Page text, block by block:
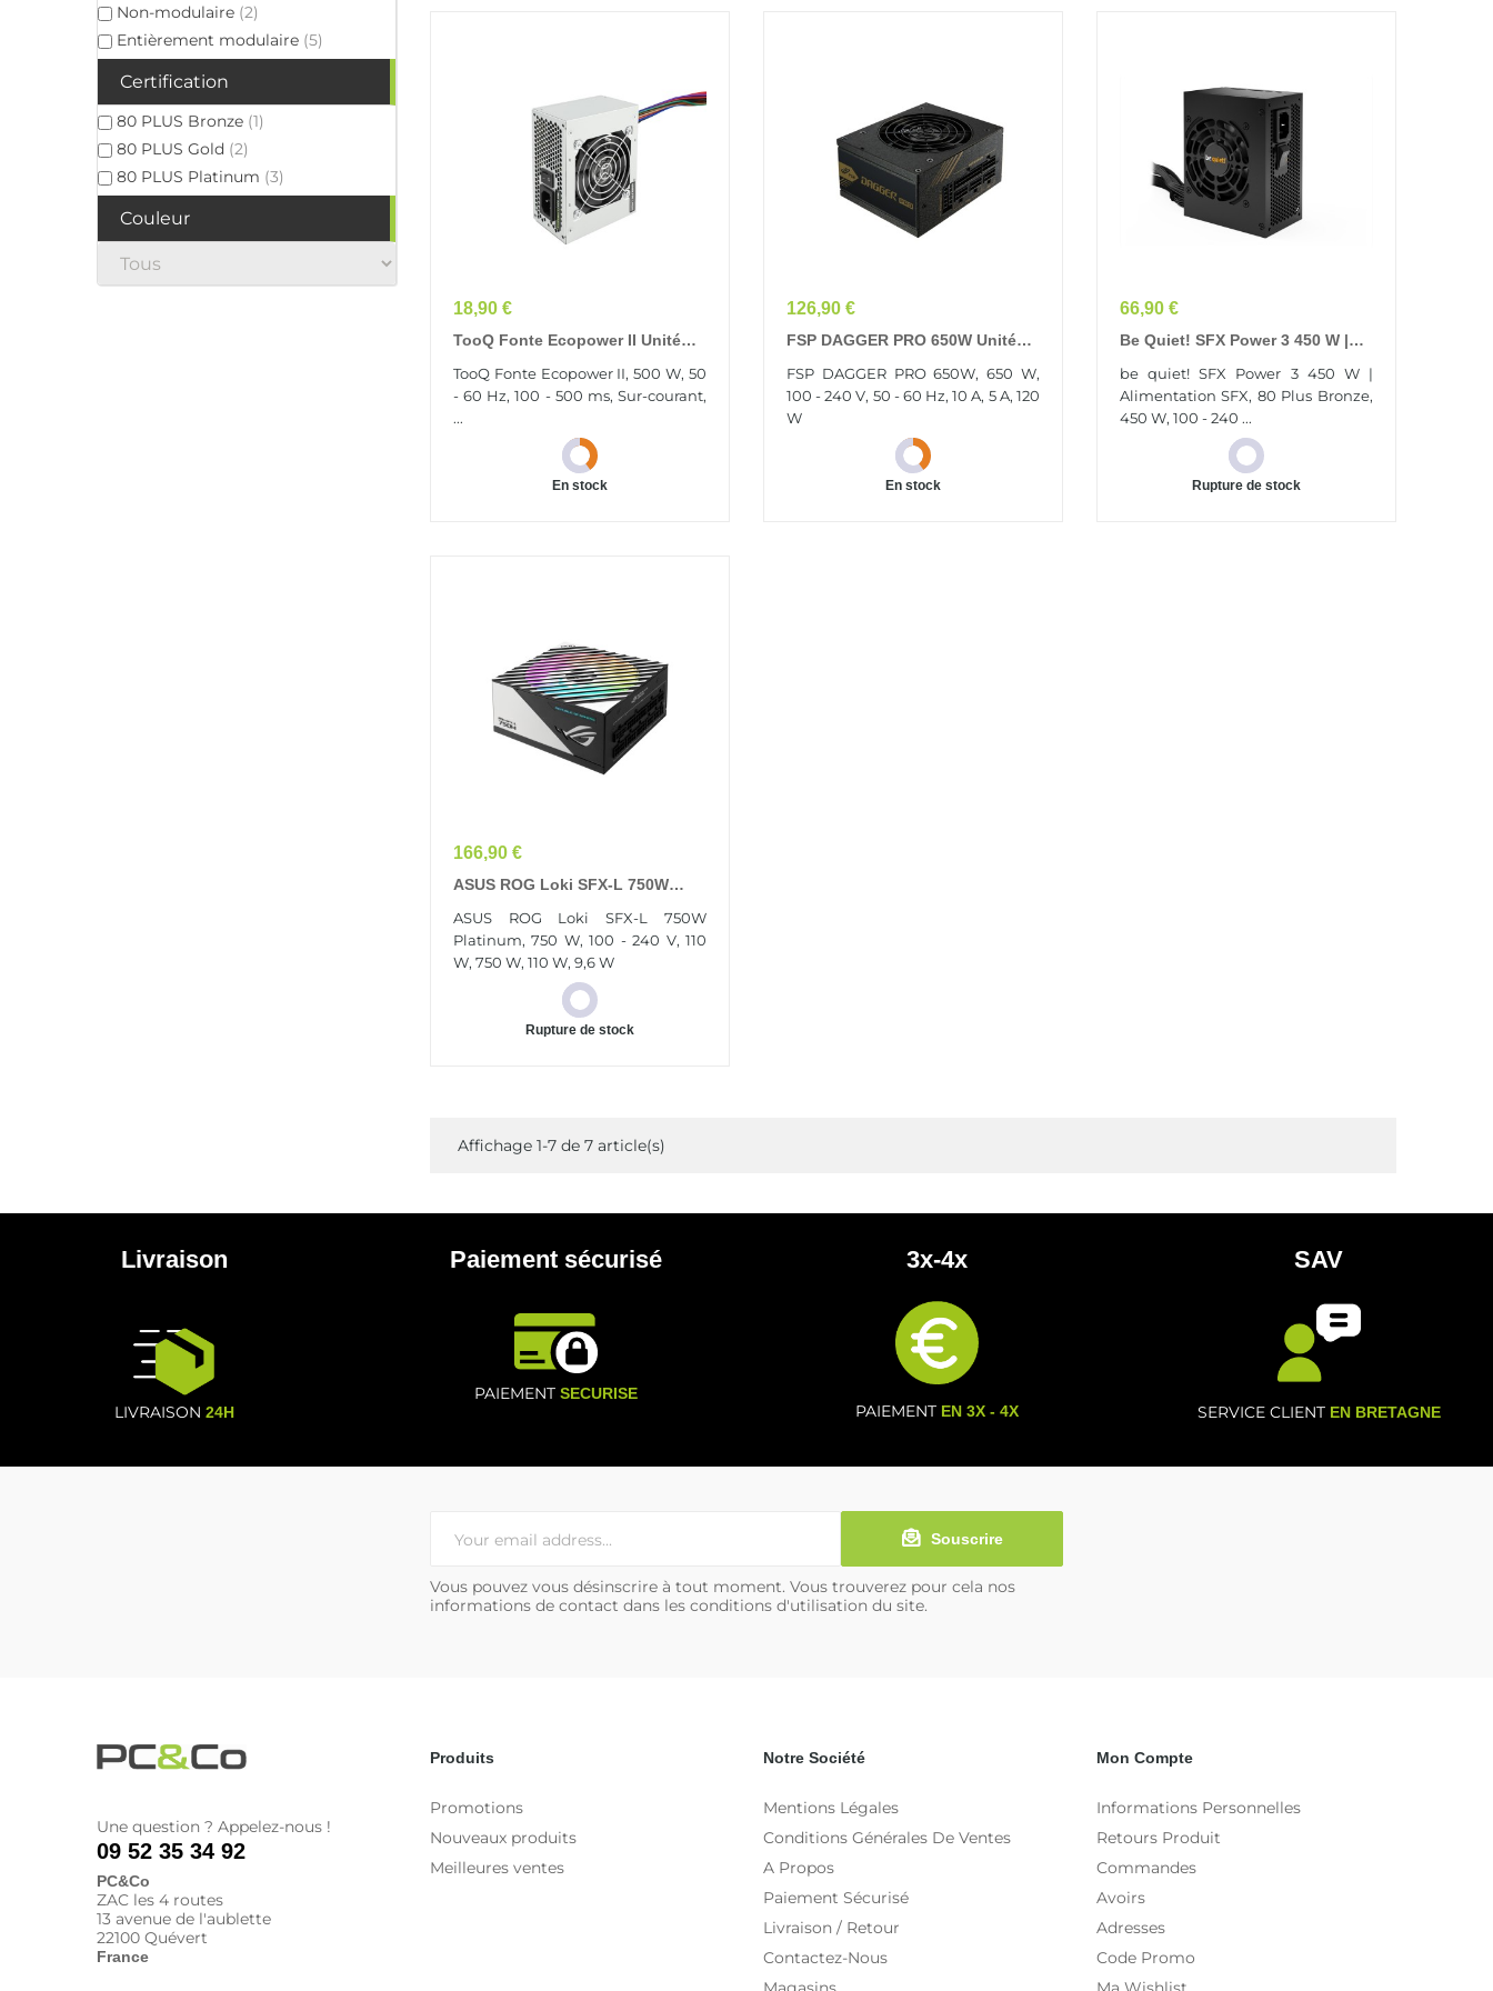
Non-modulaire (2)
Entièrement modulaire (5)
Certification
80 PLUS Bronze (1)
80 PLUS Gold (2)
80 PLUS Platinum (3)
Couleur
Prix
18,90 €
TooQ Fonte Ecopower II Unité
20+4 Pin ATX SFX Argent
TooQ Fonte Ecopower II, 500 W, 50
- 60 Hz, 100 - 500 ms, Sur-courant,
...
En stock
Prix
126,90 €
FSP DAGGER PRO 650W Unité
ATX SFX Noir
FSP DAGGER PRO 650W, 650 W,
100 - 240 V, 50 - 60 Hz, 10 A, 5 A, 120
W
En stock
Prix
66,90 €
Be Quiet! SFX Power 3 450 W |
be quiet! SFX Power 3 450 W |
Alimentation SFX, 80 Plus Bronze,
450 W, 100 - 240 ...
Rupture de stock
Prix
166,90 €
ASUS ROG Loki SFX-L 750W
D'énergie 20+4 Pin ATX Noir,
Argent
ASUS ROG Loki SFX-L 750W
Platinum, 750 W, 100 - 240 V, 110
W, 750 W, 110 W, 9,6 W
Rupture de stock
Affichage 1-7 de 7 article(s)
Livraison
LIVRAISON 24H
Paiement sécurisé
PAIEMENT SECURISE
3x-4x
PAIEMENT EN 3X - 4X
SAV
SERVICE CLIENT EN BRETAGNE
Souscrire
Vous pouvez vous désinscrire à tout moment. Vous trouverez pour cela nos
informations de contact dans les conditions d'utilisation du site.
Une question ? Appelez-nous !
09 52 35 34 92
PC&Co
ZAC les 4 routes
13 avenue de l'aublette
22100 Quévert
France
Produits
Promotions
Nouveaux produits
Meilleures ventes
Notre Société
Mentions Légales
Conditions Générales De Ventes
A Propos
Paiement Sécurisé
Livraison / Retour
Contactez-Nous
Mon Compte
Informations Personnelles
Retours Produit
Commandes
Avoirs
Adresses
Code Promo